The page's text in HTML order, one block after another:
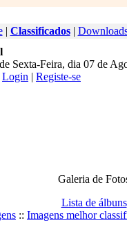
| Classificados|
Sexta-Feira, dia 07 de
Login | Registe-se
Galeria de
Lista de álbuns
:: Imagens melhor